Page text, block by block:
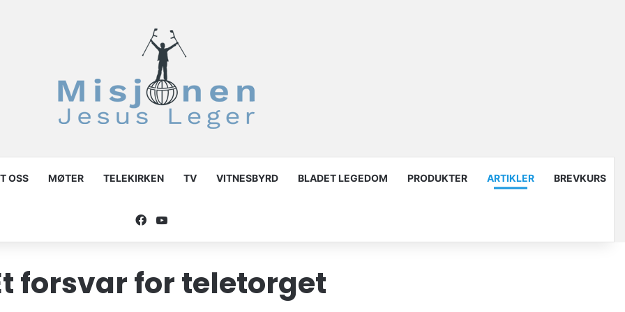
OSS MØTER TELEKIRKEN TV VITNESBYRD BLADET LEGEDOM PRODUKTER ARTIKLER BREVKURS
Facebook
YouTube
forsvar for teletorget